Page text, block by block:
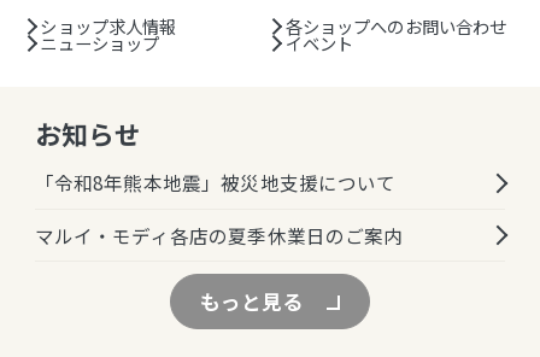
ショップ求人情報 各ショップへのお問い合わせ
ニューショップ イベント
お知らせ
「令和8年熊本地震」被災地支援について
マルイ・モディ各店の夏季休業日のご案内
もっと見る